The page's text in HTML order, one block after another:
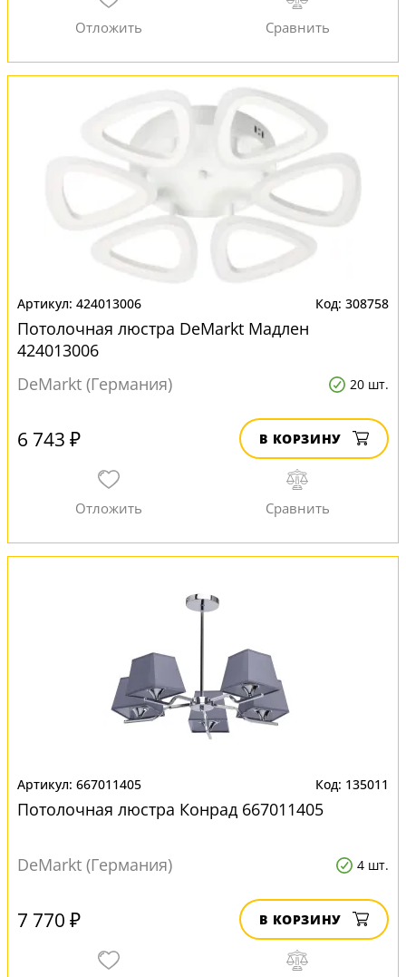
424013006 308758
Потолочная люстра DeMarkt Мадлен
424013006
DeMarkt (Германия)
20 шт.
6 743 ₽ В КОРЗИНУ
667011405 135011
Потолочная люстра Конрад 667011405
DeMarkt (Германия) 4 шт.
7 770 ₽ В КОРЗИНУ